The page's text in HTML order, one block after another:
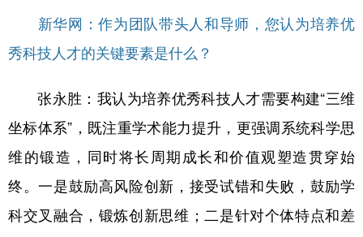
新华网：作为团队带头人和导师，您认为培养优
秀科技人才的关键要素是什么？
张永胜：我认为培养优秀科技人才需要构建“三维
坐标体系”，既注重学术能力提升，更强调系统科学思
维的锻造，同时将长周期成长和价值观塑造贯穿始
终。一是鼓励高风险创新，接受试错和失败，鼓励学
科交叉融合，锻炼创新思维；二是针对个体特点和差